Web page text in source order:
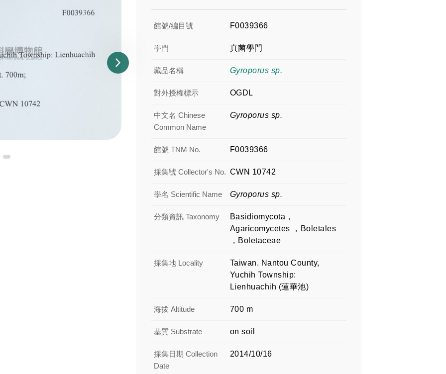
館號/編目號 F0039366
學門 真菌學門
藏品名稱 Gyroporus sp.
對外授權標示 OGDL
中文名 Chinese
Common Name
Gyroporus sp.
館號 TNM No. F0039366
採集號 Collector's No. CWN 10742
學名 Scientific Name Gyroporus sp.
分類資訊 Taxonomy
Basidiomycota，
Agaricomycetes ，Boletales
，Boletaceae
採集地 Locality
Taiwan. Nantou County,
Yuchih Township:
Lienhuachih (蓮華池)
海拔 Altitude 700 m
基質 Substrate on soil
採集日期 Collection
Date
2014/10/16